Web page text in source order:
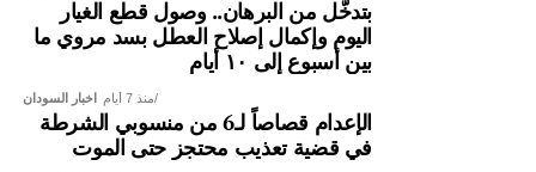
المنطقة والقارة الأفريقية.بتدخُّل من البرهان.. وصول قطع الغيار
اليوم وإكمال إصلاح العطل بسد مروي ما
بين أسبوع إلى ١٠ أيام
اخبار السودان منذ 7 أيام
الإعدام قصاصاً لـ6 من منسوبي الشرطة
في قضية تعذيب محتجز حتى الموت